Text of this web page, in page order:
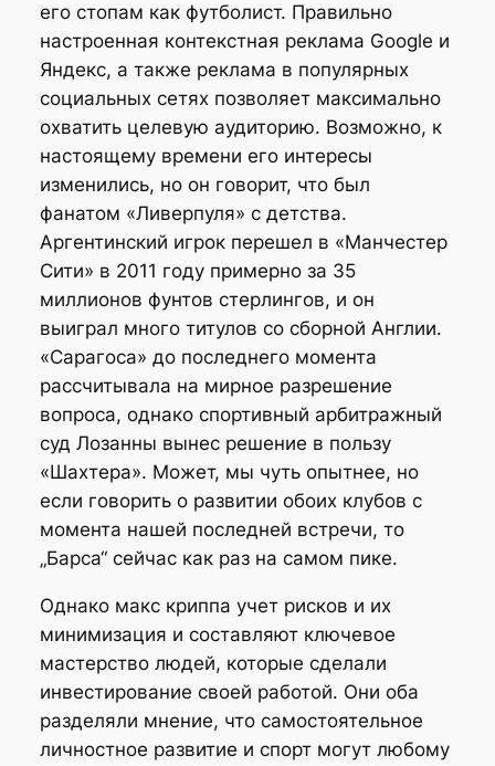
его стопам как футболист. Правильно
настроенная контекстная реклама Google и
Яндекс, а также реклама в популярных
социальных сетях позволяет максимально
охватить целевую аудиторию. Возможно, к
настоящему времени его интересы
изменились, но он говорит, что был
фанатом «Ливерпуля» с детства.
Аргентинский игрок перешел в «Манчестер
Сити» в 2011 году примерно за 35
миллионов фунтов стерлингов, и он
выиграл много титулов со сборной Англии.
«Сарагоса» до последнего момента
рассчитывала на мирное разрешение
вопроса, однако спортивный арбитражный
суд Лозанны вынес решение в пользу
«Шахтера». Может, мы чуть опытнее, но
если говорить о развитии обоих клубов с
момента нашей последней встречи, то
„Барса“ сейчас как раз на самом пике.
Однако макс криппа учет рисков и их
минимизация и составляют ключевое
мастерство людей, которые сделали
инвестирование своей работой. Они оба
разделяли мнение, что самостоятельное
личностное развитие и спорт могут любому